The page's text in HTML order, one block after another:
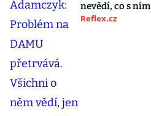
nevědí, co s ním
Reflex.cz